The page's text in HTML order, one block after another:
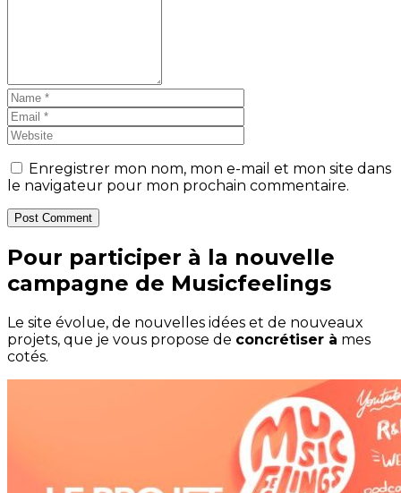
Enregistrer mon nom, mon e-mail et mon site dans
le navigateur pour mon prochain commentaire.
Post Comment
Pour participer à la nouvelle
campagne de Musicfeelings
Le site évolue, de nouvelles idées et de nouveaux
projets, que je vous propose de concrétiser à mes
cotés.